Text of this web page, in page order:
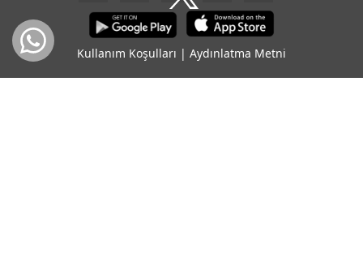
Kullanım Koşulları | Aydınlatma Metni